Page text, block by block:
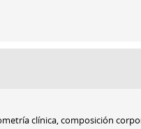
clínica, composición